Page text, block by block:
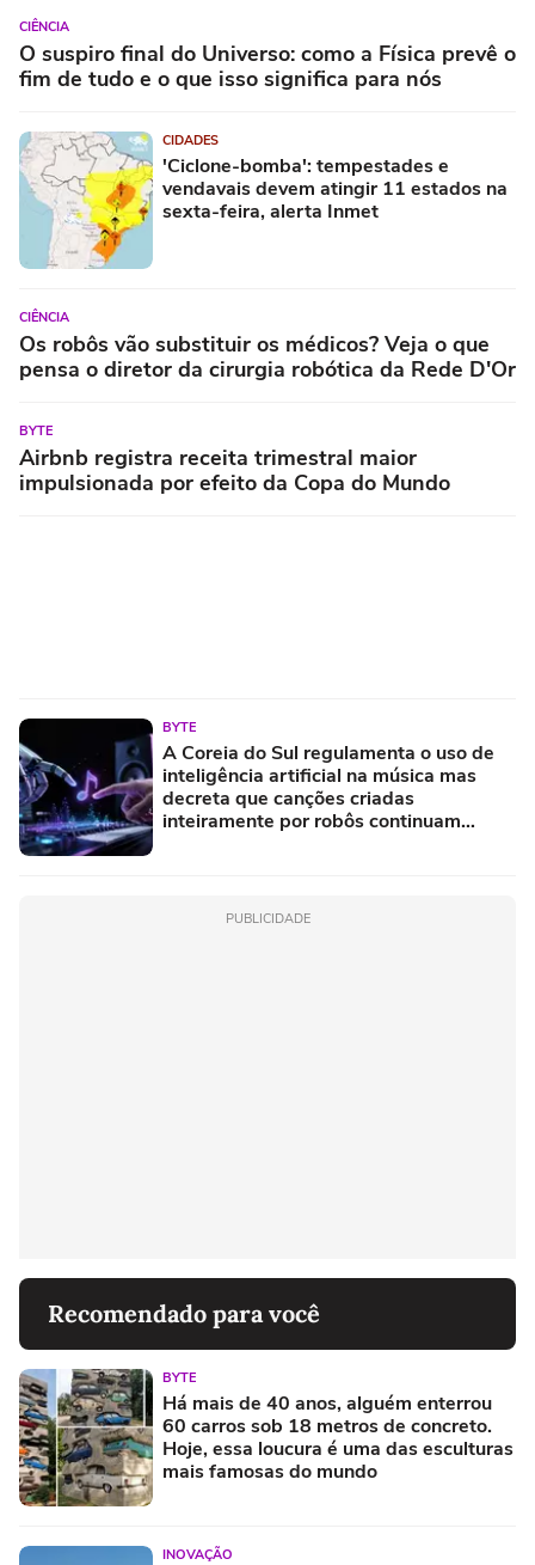
CIÊNCIA
O suspiro final do Universo: como a Física prevê o
fim de tudo e o que isso significa para nós
CIDADES
'Ciclone-bomba': tempestades e
vendavais devem atingir 11 estados na
sexta-feira, alerta Inmet
CIÊNCIA
Os robôs vão substituir os médicos? Veja o que
pensa o diretor da cirurgia robótica da Rede D'Or
BYTE
Airbnb registra receita trimestral maior
impulsionada por efeito da Copa do Mundo
BYTE
A Coreia do Sul regulamenta o uso de
inteligência artificial na música mas
decreta que canções criadas
inteiramente por robôs continuam
PUBLICIDADE
Recomendado para você
BYTE
Há mais de 40 anos, alguém enterrou
60 carros sob 18 metros de concreto.
Hoje, essa loucura é uma das esculturas
mais famosas do mundo
INOVAÇÃO